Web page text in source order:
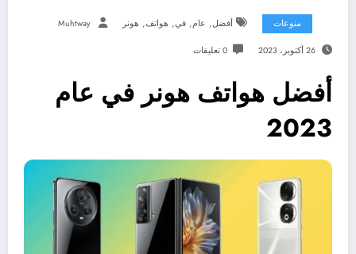
منوعات أفضل, عام, في, هواتف, هونر Muhtway
26 أكتوبر، 2023 0 تعليقات
أفضل هواتف هونر في عام
2023